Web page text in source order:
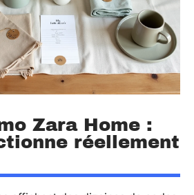
Zara Home :
réellement